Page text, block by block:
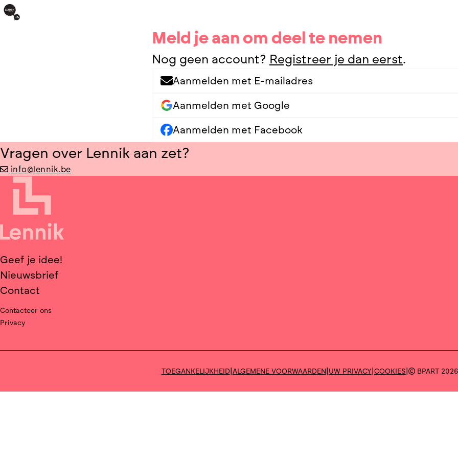
Meld je aan om deel te nemen
Nog geen account? Registreer je dan eerst.
Aanmelden met E-mailadres
Aanmelden met Google
Aanmelden met Facebook
Vragen over Lennik aan zet?
info@lennik.be
Geef je idee!
Nieuwsbrief
Contact
Contacteer ons
Privacy
Deel op facebook
Deel op X
TOEGANKELIJKHEID| ALGEMENE VOORWAARDEN UW PRIVACY| COOKIES BPART 2026